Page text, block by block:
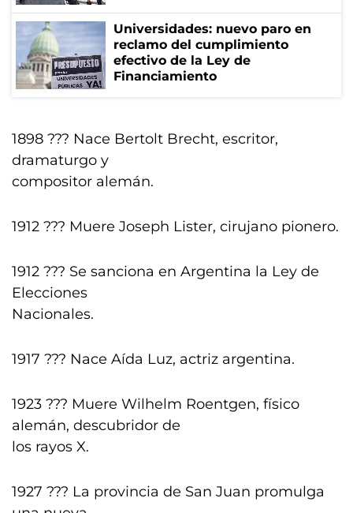
Universidades: nuevo paro en
reclamo del cumplimiento
efectivo de la Ley de
Financiamiento
1898 ??? Nace Bertolt Brecht, escritor,
dramaturgo y
compositor alemán.
1912 ??? Muere Joseph Lister, cirujano pionero.
1912 ??? Se sanciona en Argentina la Ley de
Elecciones
Nacionales.
1917 ??? Nace Aída Luz, actriz argentina.
1923 ??? Muere Wilhelm Roentgen, físico
alemán, descubridor de
los rayos X.
1927 ??? La provincia de San Juan promulga